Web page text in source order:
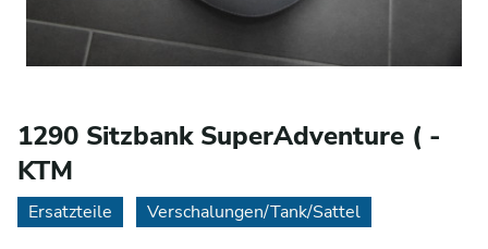
1290 Sitzbank SuperAdventure ( -
KTM
Ersatzteile Verschalungen/Tank/Sattel